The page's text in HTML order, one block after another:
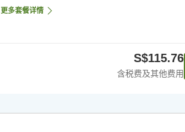
更多套餐详情
S$115.76
含税费及其他费用